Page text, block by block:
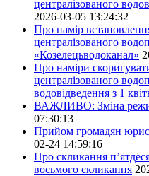
централізованого
2026-03-05 13:24:32
Про намір
централізованого
«Козелецьводоканал»
Про наміри
централізованого
водовідведення з 1
ВАЖЛИВО: Зміна
07:30:13
Прийом громадян
02-24 14:59:16
Про скликання
восьмого скликання